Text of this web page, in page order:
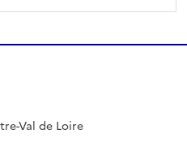
Val de Loire